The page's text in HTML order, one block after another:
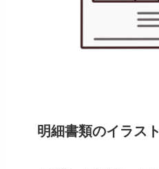
明細書類のイラスト